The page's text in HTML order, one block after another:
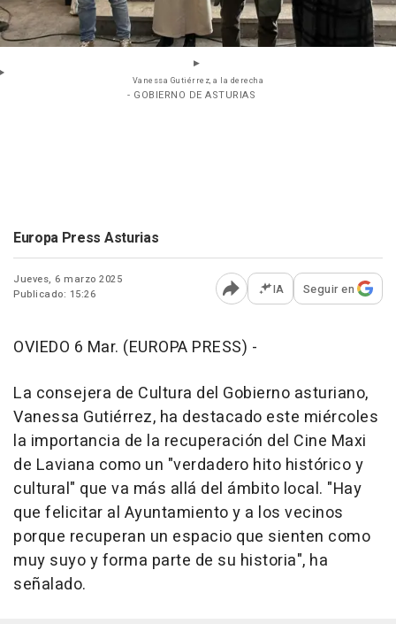
Vanessa Gutiérrez, a la derecha
- GOBIERNO DE ASTURIAS
Europa Press Asturias
Jueves, 6 marzo 2025
Publicado: 15:26
Abrir opciones para
IA Seguir en
OVIEDO 6 Mar. (EUROPA PRESS) -
La consejera de Cultura del Gobierno asturiano,
Vanessa Gutiérrez, ha destacado este miércoles
la importancia de la recuperación del Cine Maxi
de Laviana como un "verdadero hito histórico y
cultural" que va más allá del ámbito local. "Hay
que felicitar al Ayuntamiento y a los vecinos
porque recuperan un espacio que sienten como
muy suyo y forma parte de su historia", ha
señalado.